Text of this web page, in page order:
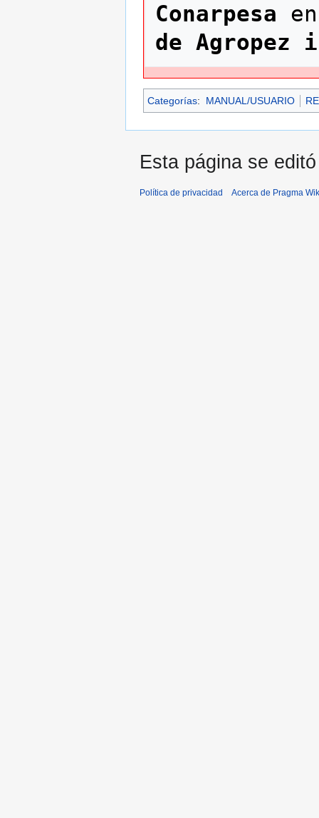
Conarpesa
de Agropez
Categorías: MANUAL/USUARIO
Esta página se
Política de privacidad Acerca de Pragma